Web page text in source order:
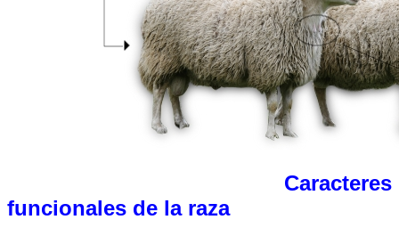
Caracteres
funcionales de la raza